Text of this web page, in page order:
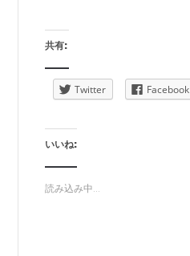
共有:
Twitter Facebook
いいね:
読み込み中...